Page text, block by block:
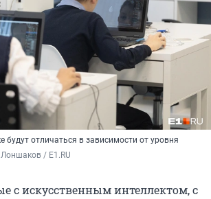
будут отличаться в зависимости от уровня
/ E1.RU
с искусственным интеллектом, с